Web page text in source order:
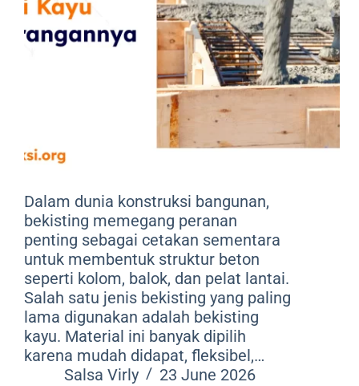
Dalam dunia konstruksi bangunan,
bekisting memegang peranan
penting sebagai cetakan sementara
untuk membentuk struktur beton
seperti kolom, balok, dan pelat lantai.
Salah satu jenis bekisting yang paling
lama digunakan adalah bekisting
kayu. Material ini banyak dipilih
karena mudah didapat, fleksibel,…
Salsa Virly
23 June 2026